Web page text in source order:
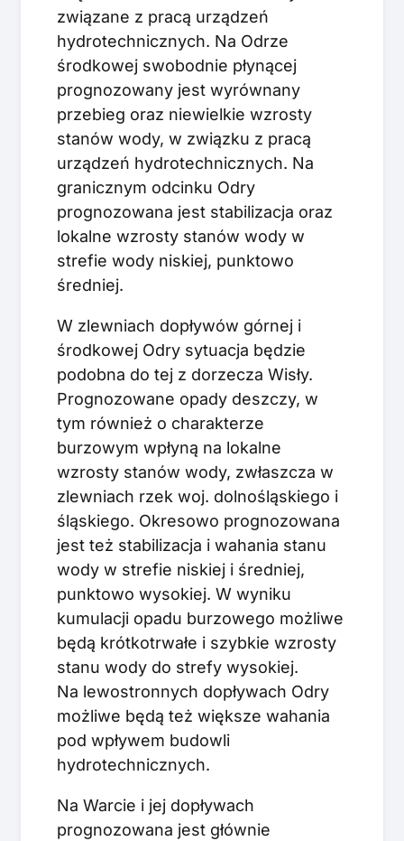
związane z pracą urządzeń
hydrotechnicznych. Na Odrze
środkowej swobodnie płynącej
prognozowany jest wyrównany
przebieg oraz niewielkie wzrosty
stanów wody, w związku z pracą
urządzeń hydrotechnicznych. Na
granicznym odcinku Odry
prognozowana jest stabilizacja oraz
lokalne wzrosty stanów wody w
strefie wody niskiej, punktowo
średniej.
W zlewniach dopływów górnej i
środkowej Odry sytuacja będzie
podobna do tej z dorzecza Wisły.
Prognozowane opady deszczy, w
tym również o charakterze
burzowym wpłyną na lokalne
wzrosty stanów wody, zwłaszcza w
zlewniach rzek woj. dolnośląskiego i
śląskiego. Okresowo prognozowana
jest też stabilizacja i wahania stanu
wody w strefie niskiej i średniej,
punktowo wysokiej. W wyniku
kumulacji opadu burzowego możliwe
będą krótkotrwałe i szybkie wzrosty
stanu wody do strefy wysokiej.
Na lewostronnych dopływach Odry
możliwe będą też większe wahania
pod wpływem budowli
hydrotechnicznych.
Na Warcie i jej dopływach
prognozowana jest głównie